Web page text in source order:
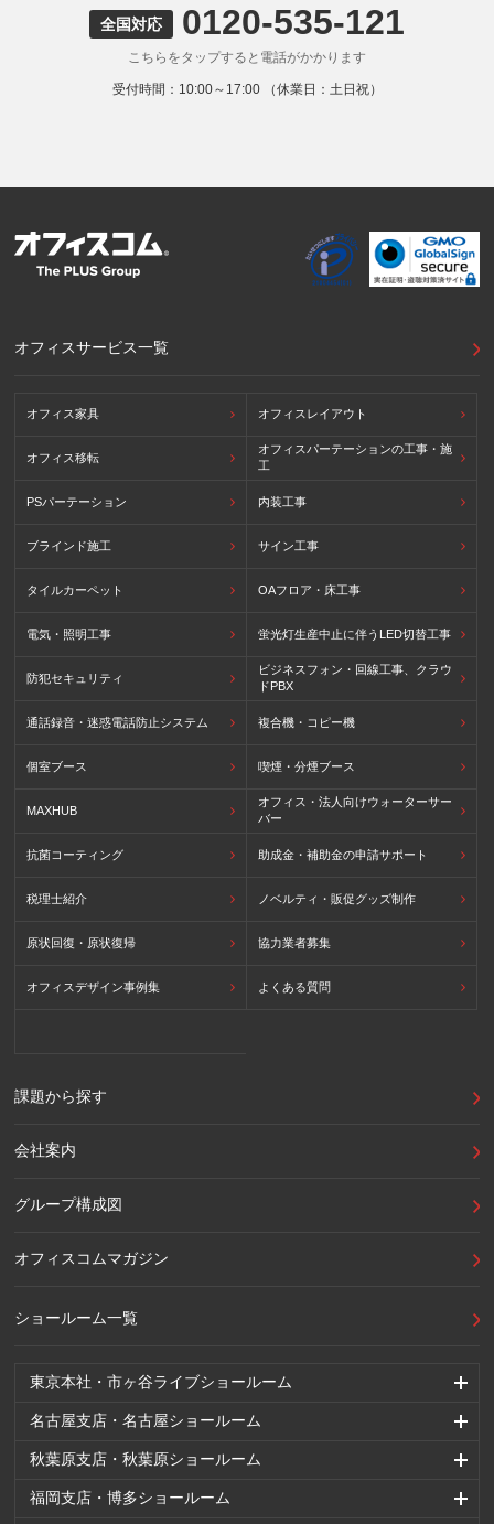
9. 外国にある第三者への提供
お客様の個人情報を下記海外の個人情報取扱事業者へ提供す
る場合があります。
提供先の所在国の名称：アメリカ（Google LLC）
当該外国における個人情報の保護に関する制度：APECの
外国における個人情報の保護に関する制度等の詳細は以下を
ご確認下さい。
全国対応 0120-535-121
こちらをタップすると電話がかかります
受付時間：10:00～17:00 （休業日：土日祝）
東京本社・市ヶ谷ライブショールーム
名古屋支店・名古屋ショールーム
秋葉原支店・秋葉原ショールーム
福岡支店・博多ショールーム
オフィスサービス一覧
オフィス家具 オフィスレイアウト
オフィス移転
オフィスパーテーションの工事・施
工
PSパーテーション 内装工事
ブラインド施工 サイン工事
タイルカーペット OAフロア・床工事
電気・照明工事 蛍光灯生産中止に伴うLED切替工事
防犯セキュリティ
ビジネスフォン・回線工事、クラウ
ドPBX
通話録音・迷惑電話防止システム 複合機・コピー機
個室ブース 喫煙・分煙ブース
MAXHUB
オフィス・法人向けウォーターサー
バー
抗菌コーティング 助成金・補助金の申請サポート
税理士紹介 ノベルティ・販促グッズ制作
原状回復・原状復帰 協力業者募集
オフィスデザイン事例集 よくある質問
課題から探す
会社案内
グループ構成図
オフィスコムマガジン
ショールーム一覧